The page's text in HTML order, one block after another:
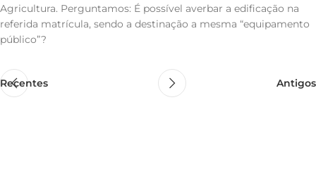
Agricultura. Perguntamos: É possível averbar a edificação na
referida matrícula, sendo a destinação a mesma “equipamento
público”?
Recentes Antigos